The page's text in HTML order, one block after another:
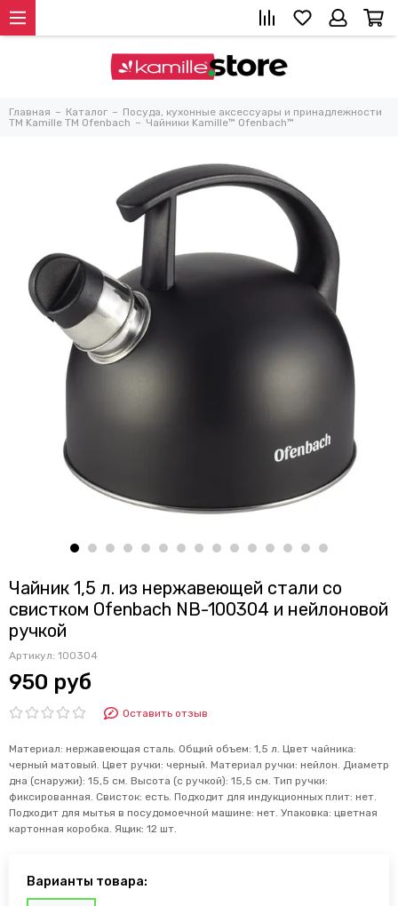
Главная Каталог
Посуда, кухонные аксессуары и принадлежности
TM Kamille TM Ofenbach
Чайники Kamille™ Ofenbach™
Чайник 1,5 л. из нержавеющей стали со
свистком Ofenbach NB-100304 и нейлоновой
ручкой
Артикул: 100304
950 руб
Оставить отзыв
Материал: нержавеющая сталь. Общий объем: 1,5 л. Цвет чайника:
черный матовый. Цвет ручки: черный. Материал ручки: нейлон. Диаметр
дна (снаружи): 15,5 см. Высота (с ручкой): 15,5 см. Тип ручки:
фиксированная. Свисток: есть. Подходит для индукционных плит: нет.
Подходит для мытья в посудомоечной машине: нет. Упаковка: цветная
картонная коробка. Ящик: 12 шт.
Варианты товара: